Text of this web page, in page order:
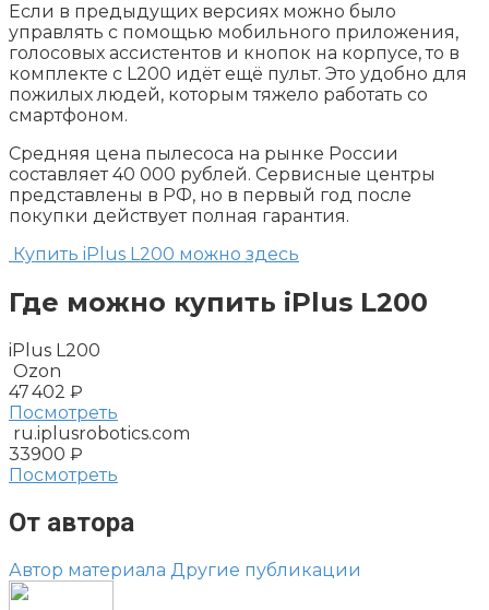
Если в предыдущих версиях можно было
управлять с помощью мобильного приложения,
голосовых ассистентов и кнопок на корпусе, то в
комплекте с L200 идёт ещё пульт. Это удобно для
пожилых людей, которым тяжело работать со
смартфоном.
Средняя цена пылесоса на рынке России
составляет 40 000 рублей. Сервисные центры
представлены в РФ, но в первый год после
покупки действует полная гарантия.
Купить iPlus L200 можно здесь
Где можно купить iPlus L200
iPlus L200
Ozon
47 402 ₽
Посмотреть
ru.iplusrobotics.com
33900 ₽
Посмотреть
От автора
Автор материала Другие публикации